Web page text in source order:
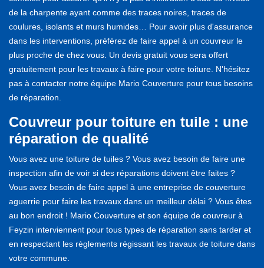
de la charpente ayant comme des traces noires, traces de
coulures, isolants et murs humides… Pour avoir plus d'assurance
dans les interventions, préférez de faire appel à un couvreur le
plus proche de chez vous. Un devis gratuit vous sera offert
gratuitement pour les travaux à faire pour votre toiture. N'hésitez
pas à contacter notre équipe Mario Couverture pour tous besoins
de réparation.
Couvreur pour toiture en tuile : une
réparation de qualité
Vous avez une toiture de tuiles ? Vous avez besoin de faire une
inspection afin de voir si des réparations doivent être faites ?
Vous avez besoin de faire appel à une entreprise de couverture
aguerrie pour faire les travaux dans un meilleur délai ? Vous êtes
au bon endroit ! Mario Couverture et son équipe de couvreur à
Feyzin interviennent pour tous types de réparation sans tarder et
en respectant les règlements régissant les travaux de toiture dans
votre commune.